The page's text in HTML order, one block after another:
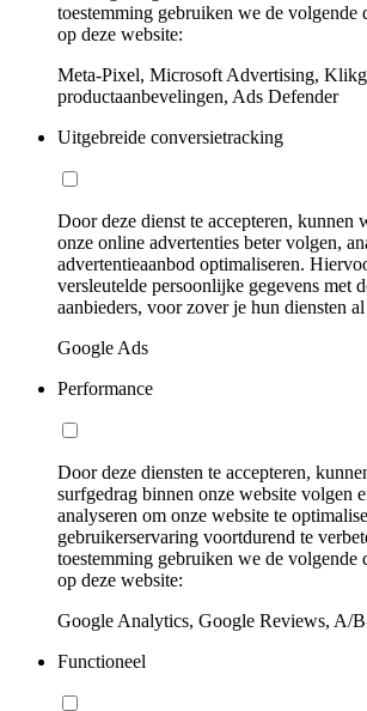
toestemming gebruiken we de volgende
op deze website:
Meta-Pixel, Microsoft Advertising,
productaanbevelingen, Ads Defender
Uitgebreide conversietracking
Door deze dienst te accepteren, kunnen
onze online advertenties beter volgen,
advertentieaanbod optimaliseren.
versleutelde persoonlijke gegevens met
aanbieders, voor zover je hun diensten
Google Ads
Performance
Door deze diensten te accepteren,
surfgedrag binnen onze website volgen
analyseren om onze website te
gebruikerservaring voortdurend te
toestemming gebruiken we de volgende
op deze website:
Google Analytics, Google Reviews, A/
Functioneel